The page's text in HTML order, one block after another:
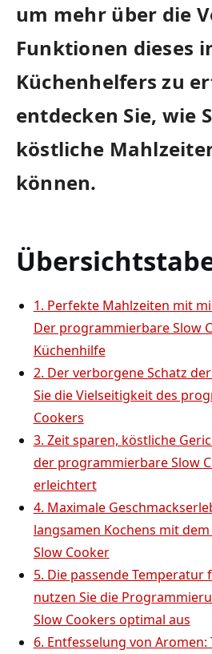
um⁤ mehr ⁣über die
Funktionen dieses
Küchenhelfers zu
entdecken Sie, wie
köstliche
können.
1. Perfekte Mahlzeiten mit
Der programmierbare Slow
Küchenhilfe
2. Der verborgene Schatz
Sie die Vielseitigkeit des
Cookers
3. Zeit ⁢sparen, köstliche
der programmierbare Slow
erleichtert
4. Maximale
langsamen Kochens mit
Slow Cooker
5. ‍Die passende Temperatur
nutzen Sie die
Slow Cookers optimal aus
6. Entfesselung von